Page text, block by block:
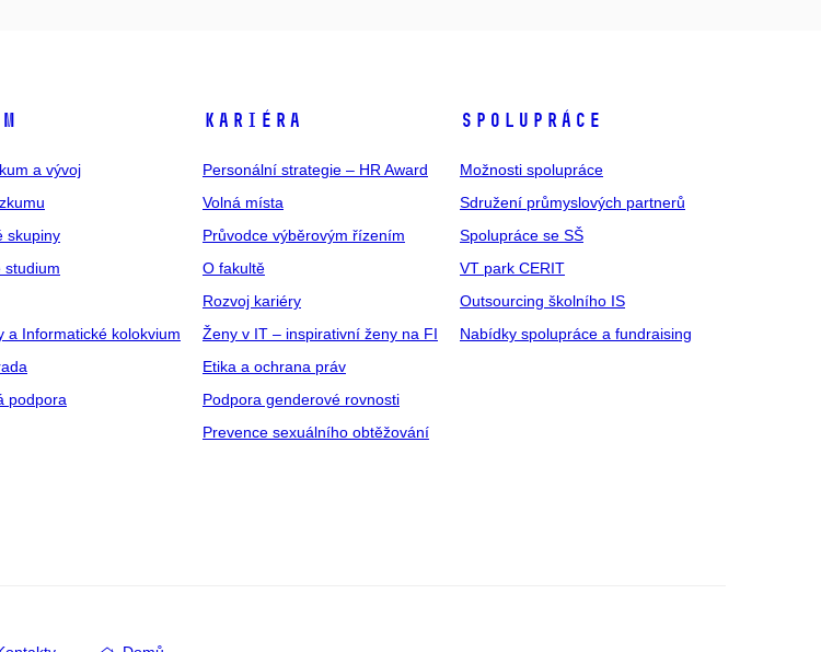
a vývoj
skupiny
studium
a Informatické kolokvium
podpora
KARIÉRA
Personální strategie – HR Award
Volná místa
Průvodce výběrovým řízením
O fakultě
Rozvoj kariéry
Ženy v IT – inspirativní ženy na FI
Etika a ochrana práv
Podpora genderové rovnosti
Prevence sexuálního obtěžování
SPOLUPRÁCE
Možnosti spolupráce
Sdružení průmyslových partnerů
Spolupráce se SŠ
VT park CERIT
Outsourcing školního IS
Nabídky spolupráce a fundraising